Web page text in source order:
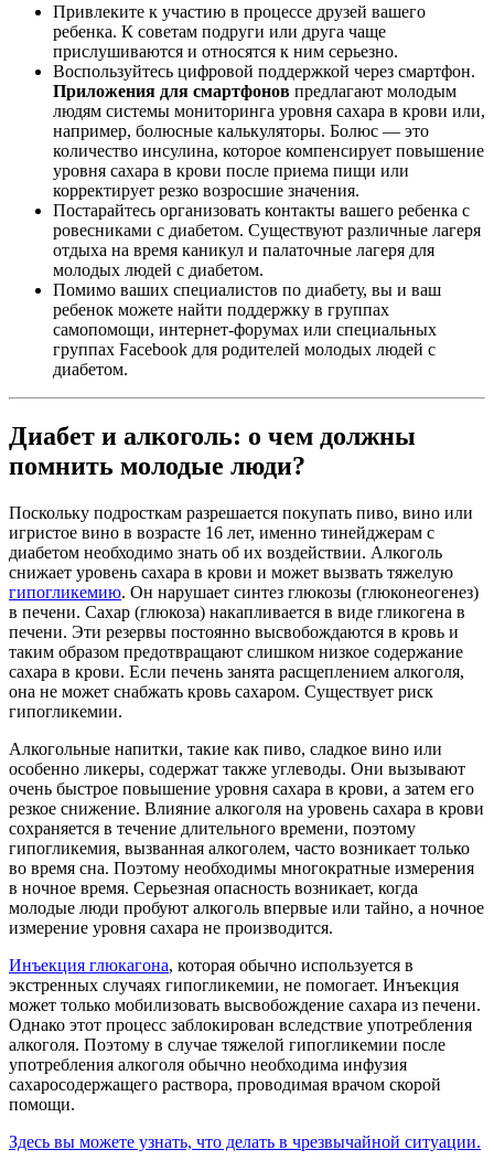
Привлеките к участию в процессе друзей вашего
ребенка. К советам подруги или друга чаще
прислушиваются и относятся к ним серьезно.
Воспользуйтесь цифровой поддержкой через смартфон.
Приложения для смартфонов предлагают молодым
людям системы мониторинга уровня сахара в крови или,
например, болюсные калькуляторы. Болюс — это
количество инсулина, которое компенсирует повышение
уровня сахара в крови после приема пищи или
корректирует резко возросшие значения.
Постарайтесь организовать контакты вашего ребенка с
ровесниками с диабетом. Существуют различные лагеря
отдыха на время каникул и палаточные лагеря для
молодых людей с диабетом.
Помимо ваших специалистов по диабету, вы и ваш
ребенок можете найти поддержку в группах
самопомощи, интернет-форумах или специальных
группах Facebook для родителей молодых людей с
диабетом.
Диабет и алкоголь: о чем должны
помнить молодые люди?
Поскольку подросткам разрешается покупать пиво, вино или
игристое вино в возрасте 16 лет, именно тинейджерам с
диабетом необходимо знать об их воздействии. Алкоголь
снижает уровень сахара в крови и может вызвать тяжелую
гипогликемию. Он нарушает синтез глюкозы (глюконеогенез)
в печени. Сахар (глюкоза) накапливается в виде гликогена в
печени. Эти резервы постоянно высвобождаются в кровь и
таким образом предотвращают слишком низкое содержание
сахара в крови. Если печень занята расщеплением алкоголя,
она не может снабжать кровь сахаром. Существует риск
гипогликемии.
Алкогольные напитки, такие как пиво, сладкое вино или
особенно ликеры, содержат также углеводы. Они вызывают
очень быстрое повышение уровня сахара в крови, а затем его
резкое снижение. Влияние алкоголя на уровень сахара в крови
сохраняется в течение длительного времени, поэтому
гипогликемия, вызванная алкоголем, часто возникает только
во время сна. Поэтому необходимы многократные измерения
в ночное время. Серьезная опасность возникает, когда
молодые люди пробуют алкоголь впервые или тайно, а ночное
измерение уровня сахара не производится.
Инъекция глюкагона, которая обычно используется в
экстренных случаях гипогликемии, не помогает. Инъекция
может только мобилизовать высвобождение сахара из печени.
Однако этот процесс заблокирован вследствие употребления
алкоголя. Поэтому в случае тяжелой гипогликемии после
употребления алкоголя обычно необходима инфузия
сахаросодержащего раствора, проводимая врачом скорой
помощи.
Здесь вы можете узнать, что делать в чрезвычайной ситуации.